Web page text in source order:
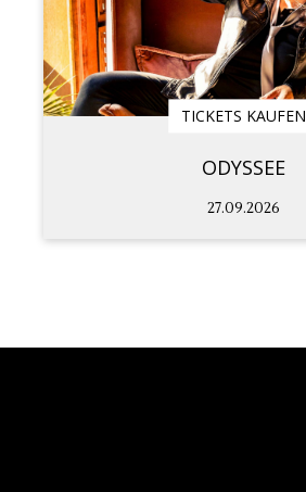
TICKETS KAUFEN
ODYSSEE
27.09.2026